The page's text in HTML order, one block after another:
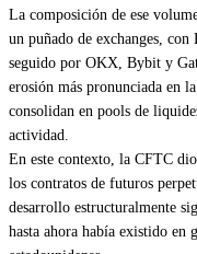
La composición de ese
un puñado de exchanges,
seguido por OKX, Bybit y
erosión más pronunciada en
consolidan en pools de
actividad.
En este contexto, la CFTC
los contratos de futuros
desarrollo estructuralmente
hasta ahora había existido en